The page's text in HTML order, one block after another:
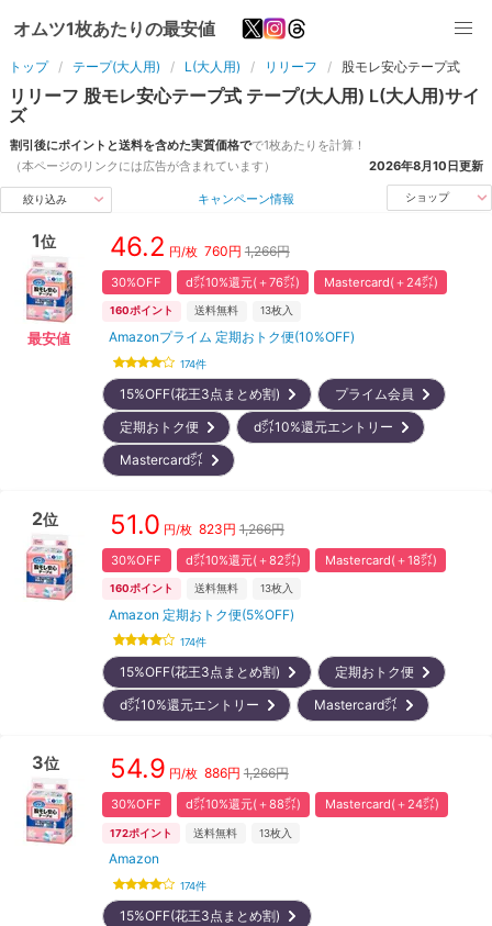
オムツ1枚あたりの最安値
トップ テープ(大人用) L(大人用) リリーフ 股モレ安心テープ式
リリーフ 股モレ安心テープ式 テープ(大人用) L(大人用)サイ
ズ
割引後にポイントと送料を含めた実質価格でで1枚あたりを計算！
（本ページのリンクには広告が含まれています）
2026年8月10日更新
絞り込み キャンペーン情報 ショップ
1位
最安値
46.2 円/枚 760円 1,266円
30%OFF d㌽10%還元(＋76㌽) Mastercard(＋24㌽)
160ポイント 送料無料 13枚入
Amazonプライム 定期おトク便(10%OFF)
174件
15%OFF(花王3点まとめ割)
プライム会員
定期おトク便
d㌽10%還元エントリー
Mastercard㌽
2位 51.0 円/枚 823円 1,266円
30%OFF d㌽10%還元(＋82㌽) Mastercard(＋18㌽)
160ポイント 送料無料 13枚入
Amazon 定期おトク便(5%OFF)
174件
15%OFF(花王3点まとめ割)
定期おトク便
d㌽10%還元エントリー
Mastercard㌽
3位 54.9 円/枚 886円 1,266円
30%OFF d㌽10%還元(＋88㌽) Mastercard(＋24㌽)
172ポイント 送料無料 13枚入
Amazon
174件
15%OFF(花王3点まとめ割)